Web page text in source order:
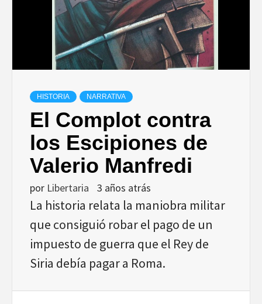
HISTORIA NARRATIVA
El Complot contra
los Escipiones de
Valerio Manfredi
por Libertaria 3 años atrás
La historia relata la maniobra militar
que consiguió robar el pago de un
impuesto de guerra que el Rey de
Siria debía pagar a Roma.